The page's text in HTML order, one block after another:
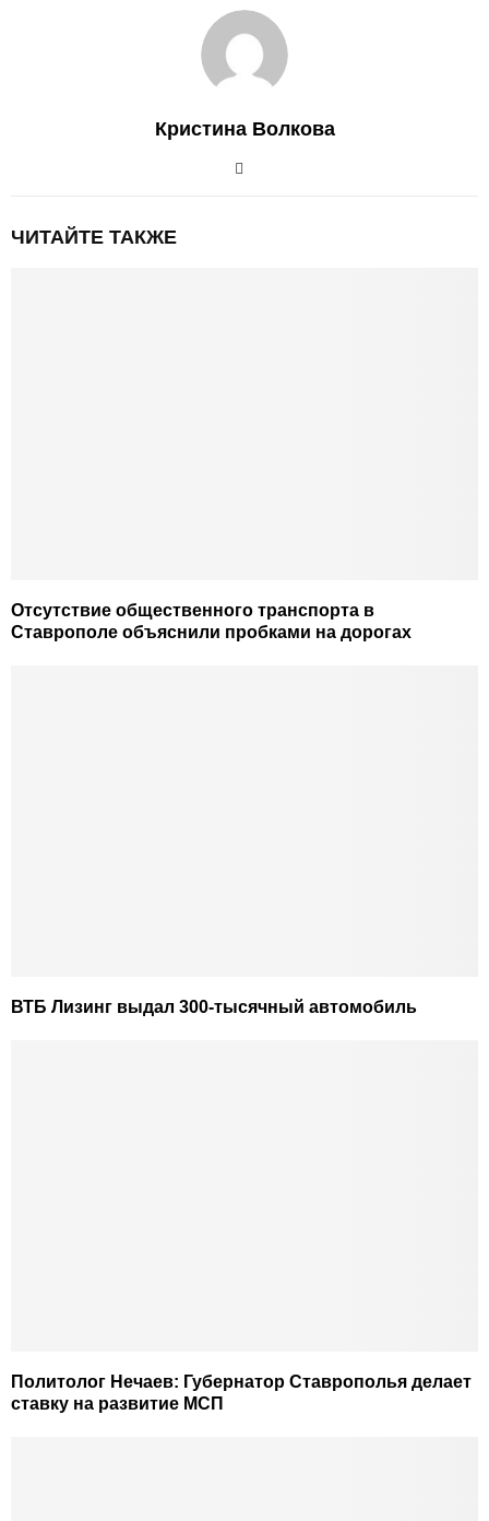
Кристина Волкова
ЧИТАЙТЕ ТАКЖЕ
Отсутствие общественного транспорта в
Ставрополе объяснили пробками на дорогах
ВТБ Лизинг выдал 300-тысячный автомобиль
Политолог Нечаев: Губернатор Ставрополья делает
ставку на развитие МСП